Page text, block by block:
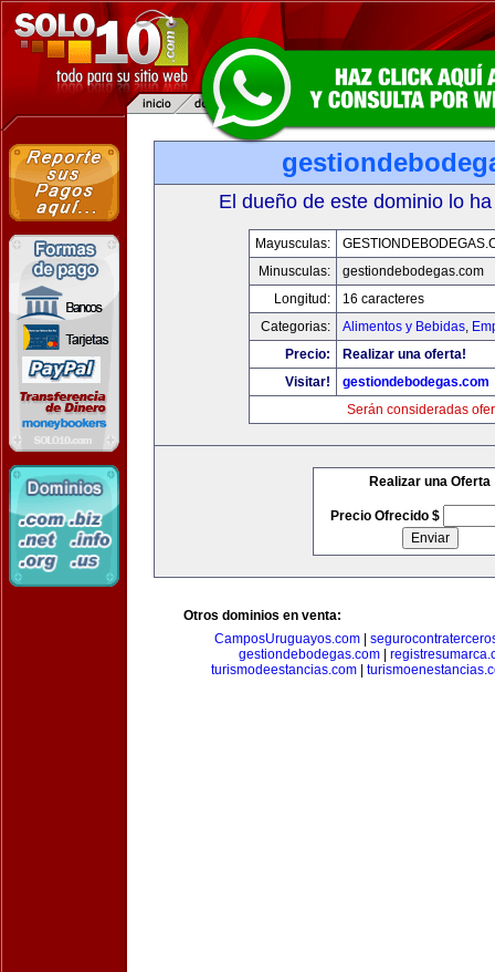
El dueño de este dominio lo
Mayusculas:
Minusculas:
gestiondebodegas.com
Longitud:
16 caracteres
Categorias:
Alimentos y Bebidas,
Precio:
Realizar una oferta!
Visitar!
gestiondebodegas.com
Serán consideradas
Realizar una Oferta
Precio Ofrecido $
Otros dominios en venta:
CamposUruguayos.com|
gestiondebodegas.com|
turismodeestancias.com